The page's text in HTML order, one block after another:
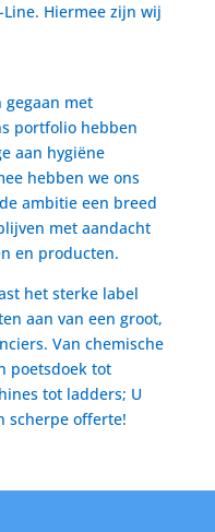
Hiermee zijn wij
met
portfolio hebben
aan hygiëne
hebben we ons
ambitie een breed
met aandacht
en producten.
het sterke label
aan van een groot,
Van chemische
poetsdoek tot
tot ladders; U
scherpe offerte!